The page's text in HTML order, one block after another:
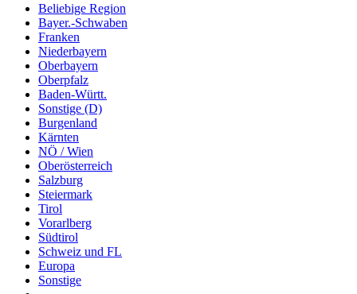
Beliebige Region
Bayer.-Schwaben
Franken
Niederbayern
Oberbayern
Oberpfalz
Baden-Württ.
Sonstige (D)
Burgenland
Kärnten
NÖ / Wien
Oberösterreich
Salzburg
Steiermark
Tirol
Vorarlberg
Südtirol
Schweiz und FL
Europa
Sonstige